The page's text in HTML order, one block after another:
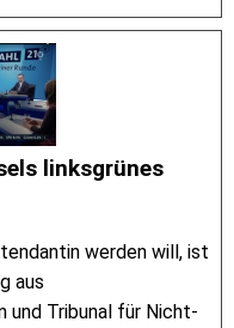
linksgrünes
werden will, ist
aus
und Tribunal für Nicht-